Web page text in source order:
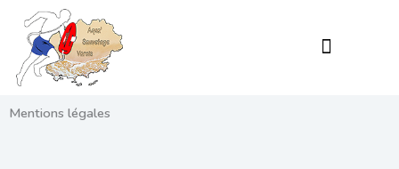
contenu
Mentions légales